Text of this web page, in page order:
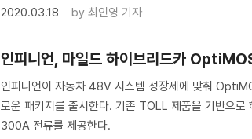
2020.03.18
by최인영 기자
인피니언, 마일드 하이브리드카
인피니언이 자동차 48V 시스템 성장세에 맞춰
로운 패키지를 출시한다. 기존 TOLL 제품을 기반으로
300A 전류를 제공한다.